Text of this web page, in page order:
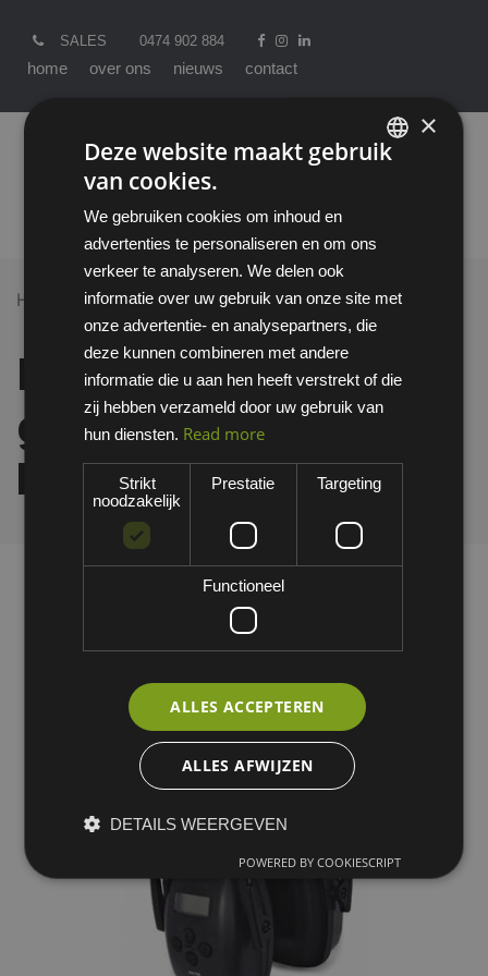
SALES 0474 902 884
home over ons nieuws contact
Home >All Products
Howard Leight Sync gehoorkap met hoofdband
Howard Leight Sync
gehoorkap met
hoofdband
×
Deze website maakt gebruik
van cookies.
We gebruiken cookies om inhoud en
advertenties te personaliseren en om ons
verkeer te analyseren. We delen ook
informatie over uw gebruik van onze site met
onze advertentie- en analysepartners, die
deze kunnen combineren met andere
informatie die u aan hen heeft verstrekt of die
zij hebben verzameld door uw gebruik van
hun diensten. Read more
Strikt
noodzakelijk
Prestatie Targeting
Functioneel
ALLES ACCEPTEREN
ALLES AFWIJZEN
DETAILS WEERGEVEN
POWERED BY COOKIESCRIPT